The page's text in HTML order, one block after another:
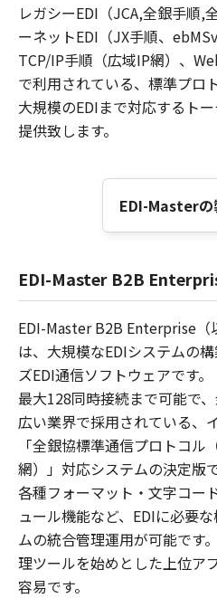
レガシーEDI（JCA,全銀手順,
ーネットEDI（JX手順、
TCP/IP手順（広域IP網）、
で利用されている、標準プロ
大規模のEDIまで対応するト
提供致します。
EDI-Masterの
EDI-Master B2B
EDI-Master B2B Enterprise（
は、大規模なEDIシステムの
ズEDI通信ソフトウェアです。
最大128同時接続まで可能で
広い業界で採用されている、
「全銀協標準通信プロトコル
網）」対応システムの決定版で
各種フォーマット・文字コー
ュール機能など、EDIに必要
ムの統合管理運用が可能です
理ツールを始めとした上位ア
容易です。